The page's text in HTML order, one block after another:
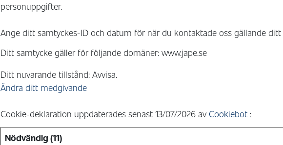
personuppgifter.
Ange ditt samtyckes-ID och datum för när du kontaktade oss gällande ditt
Ditt samtycke gäller för följande domäner: www.jape.se
Ditt nuvarande tillstånd: Avvisa.
Ändra ditt medgivande
Cookie-deklaration uppdaterades senast 13/07/2026 av Cookiebot :
Nödvändig (11)